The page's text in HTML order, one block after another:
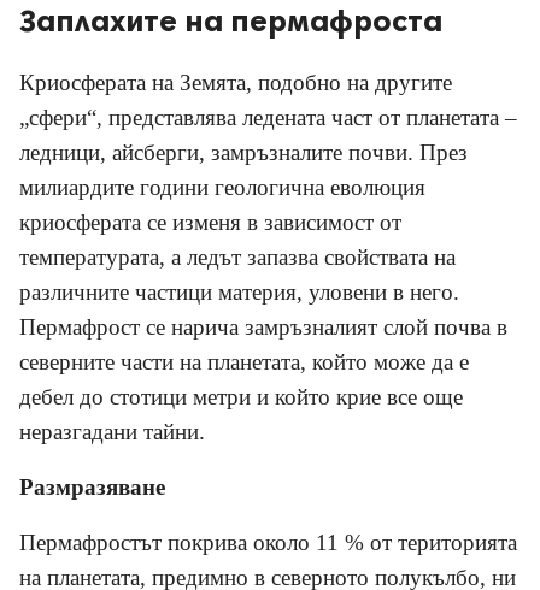
Заплахите на пермафроста
Криосферата на Земята, подобно на другите
„сфери“, представлява ледената част от планетата –
ледници, айсберги, замръзналите почви. През
милиардите години геологична еволюция
криосферата се изменя в зависимост от
температурата, а ледът запазва свойствата на
различните частици материя, уловени в него.
Пермафрост се нарича замръзналият слой почва в
северните части на планетата, който може да е
дебел до стотици метри и който крие все още
неразгадани тайни.
Размразяване
Пермафростът покрива около 11 % от територията
на планетата, предимно в северното полукълбо, ни